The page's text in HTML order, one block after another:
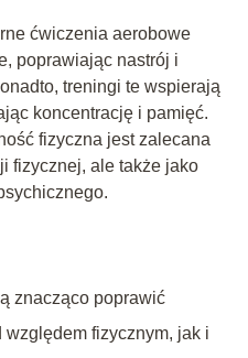
ćwiczenia aerobowe
poprawiając nastrój i
treningi te wspierają
koncentrację i pamięć.
fizyczna jest zalecana
fizycznej, ale także jako
znacząco poprawić
fizycznym, jak i